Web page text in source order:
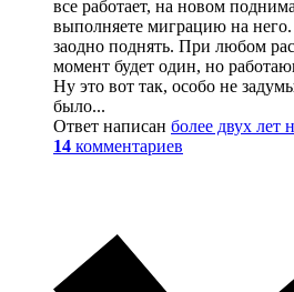
все работает, на новом
выполняете миграцию на
заодно поднять. При любом
момент будет один, но
Ну это вот так, особо не
было...
Ответ написан более двух лет
14 комментариев